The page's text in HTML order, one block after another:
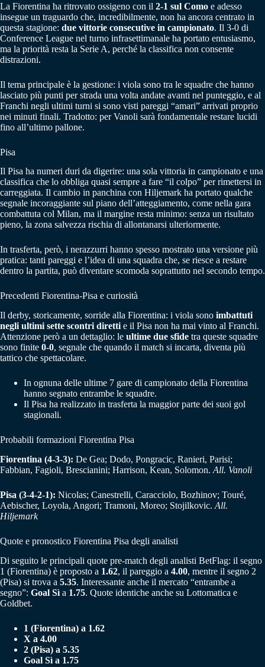
La Fiorentina ha ritrovato ossigeno con il 2-1 sul Como e adesso
insegue un traguardo che, incredibilmente, non ha ancora centrato in
questa stagione: due vittorie consecutive in campionato. Il 3-0 di
Conference League nel turno infrasettimanale ha portato entusiasmo,
ma la priorità resta la Serie A, perché la classifica non consente
distrazioni.
Il tema principale è la gestione: i viola sono tra le squadre che hanno
lasciato più punti per strada una volta andate avanti nel punteggio, e al
Franchi negli ultimi turni si sono visti pareggi “amari” arrivati proprio
nei minuti finali. Tradotto: per Vanoli sarà fondamentale restare lucidi
fino all’ultimo pallone.
Pisa
Il Pisa ha numeri duri da digerire: una sola vittoria in campionato e una
classifica che lo obbliga quasi sempre a fare “il colpo” per rimettersi in
carreggiata. Il cambio in panchina con Hiljemark ha portato qualche
segnale incoraggiante sul piano dell’atteggiamento, come nella gara
combattuta col Milan, ma il margine resta minimo: senza un risultato
pieno, la zona salvezza rischia di allontanarsi ulteriormente.
In trasferta, però, i nerazzurri hanno spesso mostrato una versione più
pratica: tanti pareggi e l’idea di una squadra che, se riesce a restare
dentro la partita, può diventare scomoda soprattutto nel secondo tempo.
Precedenti Fiorentina-Pisa e curiosità
Il derby, storicamente, sorride alla Fiorentina: i viola sono imbattuti
negli ultimi sette scontri diretti e il Pisa non ha mai vinto al Franchi.
Attenzione però a un dettaglio: le ultime due sfide tra queste squadre
sono finite 0-0, segnale che quando il match si incarta, diventa più
tattico che spettacolare.
In ognuna delle ultime 7 gare di campionato della Fiorentina
hanno segnato entrambe le squadre.
Il Pisa ha realizzato in trasferta la maggior parte dei suoi gol
stagionali.
Probabili formazioni Fiorentina Pisa
Fiorentina (4-3-3): De Gea; Dodo, Pongracic, Ranieri, Parisi;
Fabbian, Fagioli, Brescianini; Harrison, Kean, Solomon. All. Vanoli
Pisa (3-4-2-1): Nicolas; Canestrelli, Caracciolo, Bozhinov; Touré,
Aebischer, Loyola, Angori; Tramoni, Moreo; Stojilkovic. All.
Hiljemark
Quote e pronostico Fiorentina Pisa degli analisti
Di seguito le principali quote pre-match degli analisti BetFlag: il segno
1 (Fiorentina) è proposto a 1.62, il pareggio a 4.00, mentre il segno 2
(Pisa) si trova a 5.35. Interessante anche il mercato “entrambe a
segno”: Goal Sì a 1.75. Quote identiche anche su Lottomatica e
Goldbet.
1 (Fiorentina) a 1.62
X a 4.00
2 (Pisa) a 5.35
Goal Sì a 1.75